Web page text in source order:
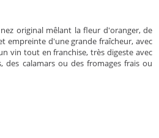
original mêlant la fleur d'oranger, de
empreinte d'une grande fraîcheur, avec
vin tout en franchise, très digeste avec
des calamars ou des fromages frais ou